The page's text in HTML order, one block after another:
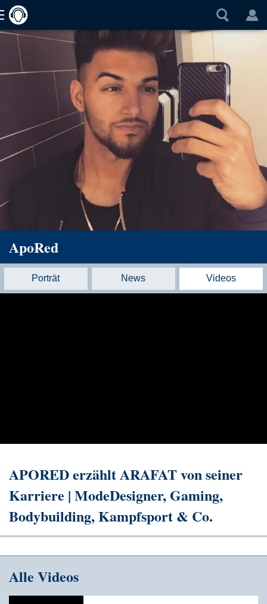
ApoRed
Porträt News Videos
APORED erzählt ARAFAT von seiner
Karriere | ModeDesigner, Gaming,
Bodybuilding, Kampfsport & Co.
Alle Videos